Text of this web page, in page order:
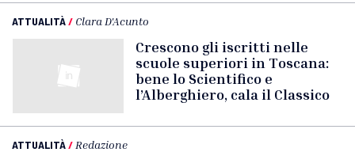
ATTUALITÀ/ Clara D'Acunto
Crescono gli iscritti nelle
scuole superiori in Toscana:
bene lo Scientifico e
l’Alberghiero, cala il Classico
ATTUALITÀ/ Redazione